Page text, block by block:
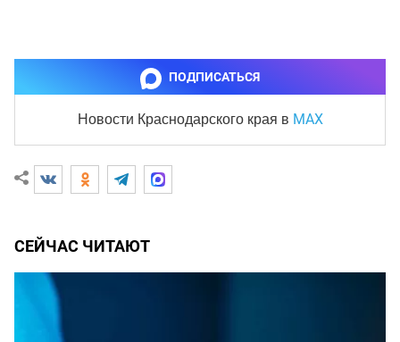
ПОДПИСАТЬСЯ
Новости Краснодарского края в MAX
СЕЙЧАС ЧИТАЮТ